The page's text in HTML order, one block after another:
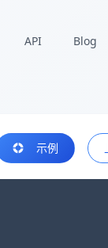
API
Blog
示例